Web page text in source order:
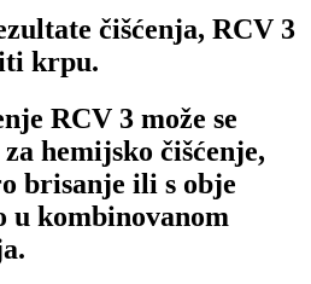
čišćenja, RCV 3
krpu.
RCV 3 može se
hemijsko čišćenje,
brisanje ili s obje
u kombinovanom